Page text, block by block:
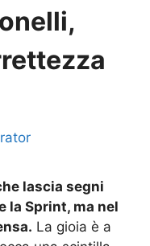
lascia segni
la Sprint, ma nel
La gioia è a